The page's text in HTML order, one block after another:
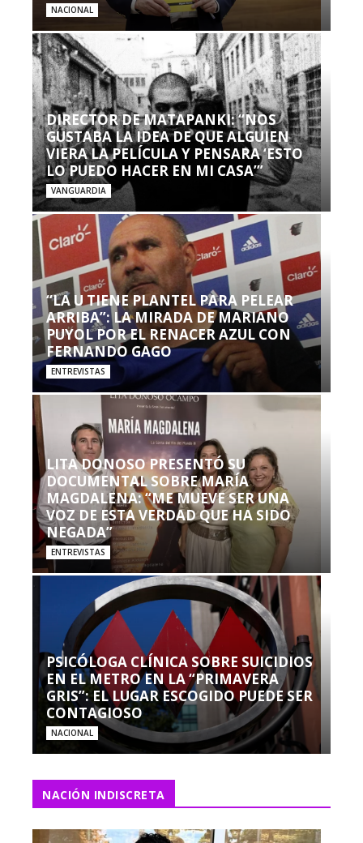
NACIONAL
DIRECTOR DE MATAPANKI: “NOS
GUSTABA LA IDEA DE QUE ALGUIEN
VIERA LA PELÍCULA Y PENSARA ‘ESTO
LO PUEDO HACER EN MI CASA’”
VANGUARDIA
“LA U TIENE PLANTEL PARA PELEAR
ARRIBA”: LA MIRADA DE MARIANO
PUYOL POR EL RENACER AZUL CON
FERNANDO GAGO
ENTREVISTAS
LITA DONOSO PRESENTÓ SU
DOCUMENTAL SOBRE MARÍA
MAGDALENA: “ME MUEVE SER UNA
VOZ DE ESTA VERDAD QUE HA SIDO
NEGADA”
ENTREVISTAS
PSICÓLOGA CLÍNICA SOBRE SUICIDIOS
EN EL METRO EN LA “PRIMAVERA
GRIS”: EL LUGAR ESCOGIDO PUEDE SER
CONTAGIOSO
NACIONAL
NACIÓN INDISCRETA